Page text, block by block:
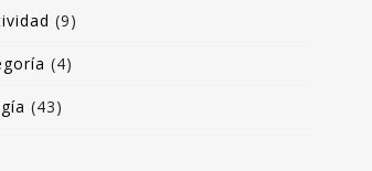
de micro-posts que
en torno a la
herramientas de apoyo
(9)
(4)
(43)